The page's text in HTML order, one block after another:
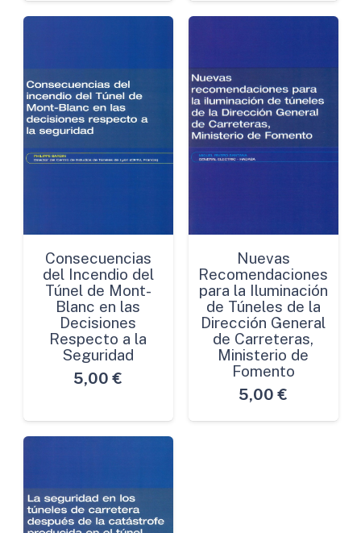
Consecuencias
del Incendio del
Túnel de Mont-
Blanc en las
Decisiones
Respecto a la
Seguridad
5,00 €
Nuevas
Recomendaciones
para la Iluminación
de Túneles de la
Dirección General
de Carreteras,
Ministerio de
Fomento
5,00 €